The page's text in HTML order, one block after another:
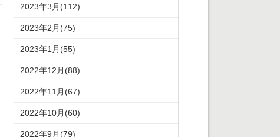
2023年3月(112)
2023年2月(75)
2023年1月(55)
2022年12月(88)
2022年11月(67)
2022年10月(60)
2022年9月(79)